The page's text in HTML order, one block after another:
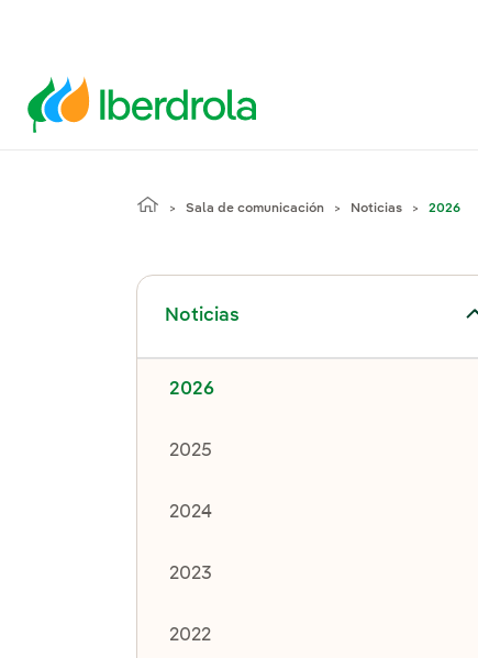
Sala de comunicación Noticias 2026
Noticias
Alternar el submenú para Noticias
2026
2025
2024
2023
2022